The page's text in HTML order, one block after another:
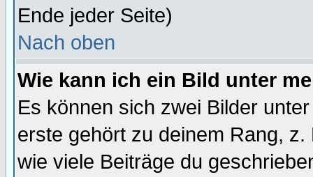
Ende jeder Seite)
Nach oben
Wie kann ich ein Bild unter
Es können sich zwei Bilder
erste gehört zu deinem Rang,
wie viele Beiträge du